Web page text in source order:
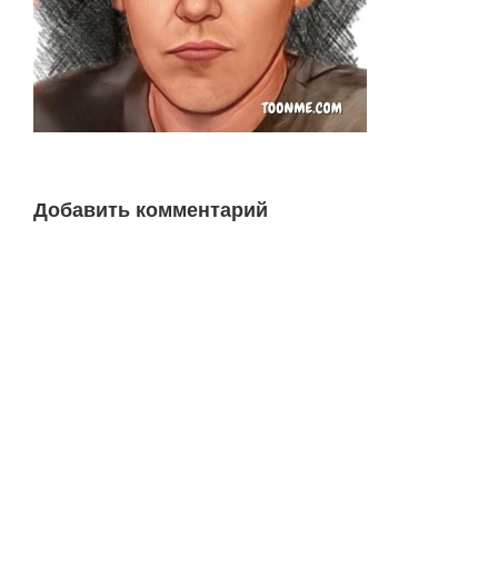
Добавить комментарий